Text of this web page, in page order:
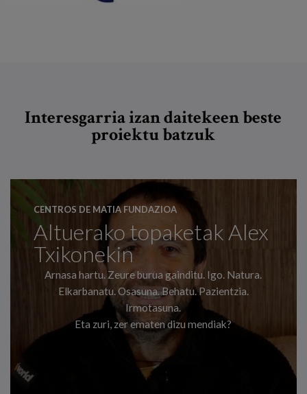
Interesgarria izan daitekeen beste
proiektu batzuk
CENTROS DE MATIA FUNDAZIOA
Altuerako topaketak Alex
Txikonekin
Arnasa hartu. Zeure burua gainditu. Igo. Natura.
Elkarbanatu. Osasuna. Behatu. Pazientzia.
Irmotasuna.
Eta zuri, zer ematen dizu mendiak?